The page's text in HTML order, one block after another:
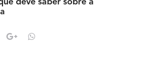
deve saber sobre a